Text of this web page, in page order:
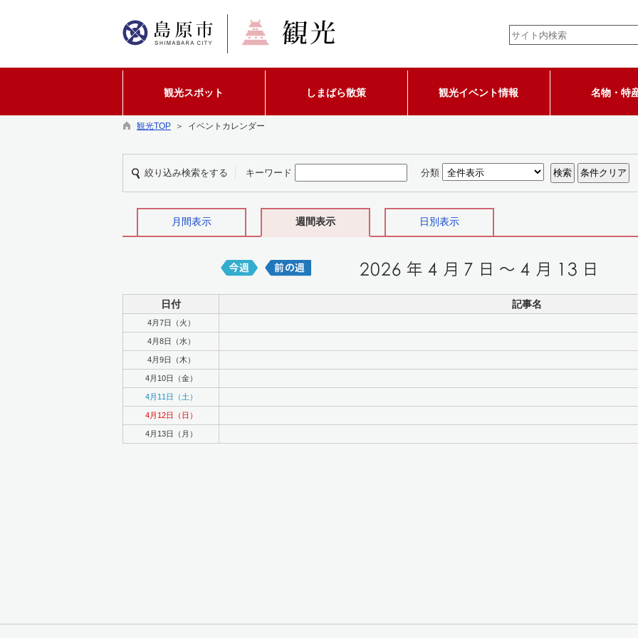
観光スポット しまばら散策 観光イベント情報 名物・特
観光TOP ＞ イベントカレンダー
絞り込み検索をする キーワード 分類
月間表示 週間表示 日別表示
日付 記事名
4月7日（火）
4月8日（水）
4月9日（木）
4月10日（金）
4月11日（土）
4月12日（日）
4月13日（月）